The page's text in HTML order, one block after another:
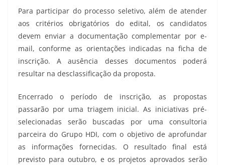
Para participar do processo seletivo, além de atender
aos critérios obrigatórios do edital, os candidatos
devem enviar a documentação complementar por e-
mail, conforme as orientações indicadas na ficha de
inscrição. A ausência desses documentos poderá
resultar na desclassificação da proposta.
Encerrado o período de inscrição, as propostas
passarão por uma triagem inicial. As iniciativas pré-
selecionadas serão buscadas por uma consultoria
parceira do Grupo HDI, com o objetivo de aprofundar
as informações fornecidas. O resultado final está
previsto para outubro, e os projetos aprovados serão